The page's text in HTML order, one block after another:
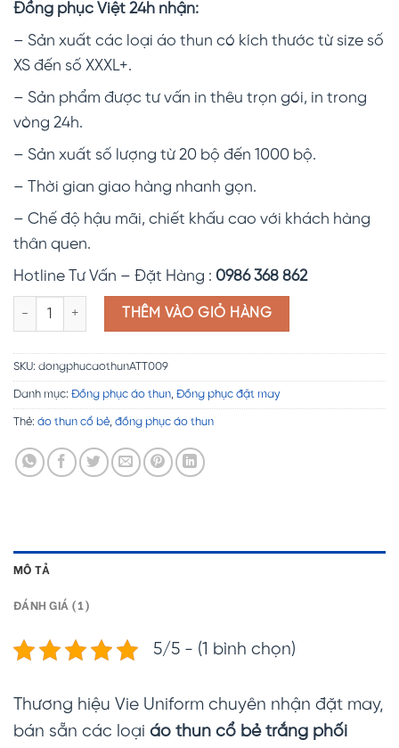
Đồng phục Việt 24h nhận:
– Sản xuất các loại áo thun có kích thước từ size số
XS đến số XXXL+.
– Sản phẩm được tư vấn in thêu trọn gói, in trong
vòng 24h.
– Sản xuất số lượng từ 20 bộ đến 1000 bộ.
– Thời gian giao hàng nhanh gọn.
– Chế độ hậu mãi, chiết khấu cao với khách hàng
thân quen.
Hotline Tư Vấn – Đặt Hàng : 0986 368 862
Áo thun cổ bẻ trắng phối ATT009 số lượng
THÊM VÀO GIỎ HÀNG
SKU: dongphucaothunATT009
Danh mục: Đồng phục áo thun, Đồng phục đặt may
Thẻ: áo thun cổ bẻ, đồng phục áo thun
MÔ TẢ
ĐÁNH GIÁ (1)
5/5 - (1 bình chọn)
Thương hiệu Vie Uniform chuyên nhận đặt may,
bán sẵn các loại áo thun cổ bẻ trắng phối